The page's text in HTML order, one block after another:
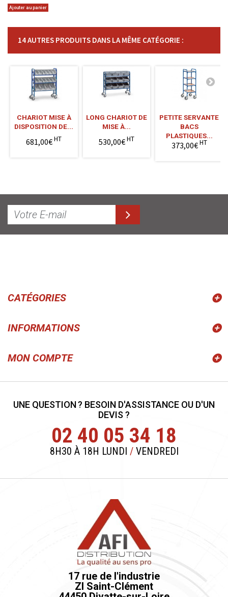
Ajouter au panier
14 AUTRES PRODUITS DANS LA MÊME CATÉGORIE :
CHARIOT MISE À
DISPOSITION DE...
681,00€HT
LONG CHARIOT DE
MISE À...
530,00€HT
PETITE SERVANTE
BACS
PLASTIQUES...
373,00€HT
CATÉGORIES
INFORMATIONS
MON COMPTE
UNE QUESTION ? BESOIN D'ASSISTANCE OU D'UN
DEVIS ?
02 40 05 34 18
8H30 À 18H LUNDI /VENDREDI
17 rue de l'industrie
ZI Saint-Clément